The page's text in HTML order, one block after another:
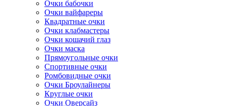
Очки бабочки
Очки вайфареры
Квадратные очки
Очки клабмастеры
Очки кошачий глаз
Очки маска
Прямоугольные очки
Спортивные очки
Ромбовидные очки
Очки Броулайнеры
Круглые очки
Очки Оверсайз